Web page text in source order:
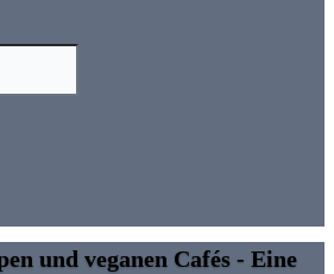
und veganen Cafés - Eine